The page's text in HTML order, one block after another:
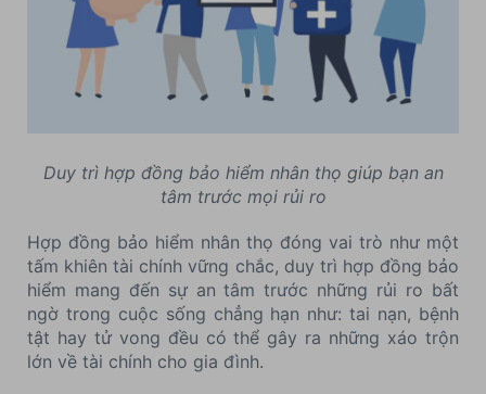
Duy trì hợp đồng bảo hiểm nhân thọ giúp bạn an
tâm trước mọi rủi ro
Hợp đồng bảo hiểm nhân thọ đóng vai trò như một
tấm khiên tài chính vững chắc, duy trì hợp đồng bảo
hiểm mang đến sự an tâm trước những rủi ro bất
ngờ trong cuộc sống chẳng hạn như: tai nạn, bệnh
tật hay tử vong đều có thể gây ra những xáo trộn
lớn về tài chính cho gia đình.